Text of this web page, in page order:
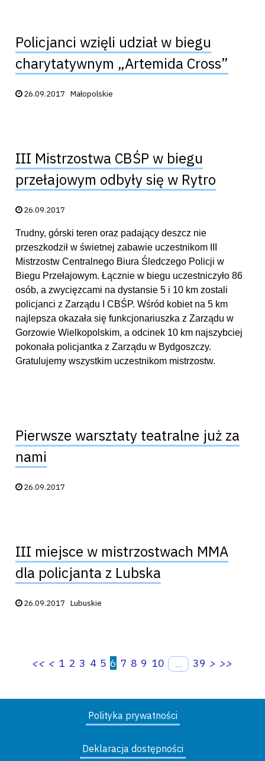
Policjanci wzięli udział w biegu
charytatywnym „Artemida Cross”
Data publikacji:
26.09.2017 Małopolskie
III Mistrzostwa CBŚP w biegu
przełajowym odbyły się w Rytro
Data publikacji:
26.09.2017
Trudny, górski teren oraz padający deszcz nie
przeszkodził w świetnej zabawie uczestnikom III
Mistrzostw Centralnego Biura Śledczego Policji w
Biegu Przełajowym. Łącznie w biegu uczestniczyło 86
osób, a zwycięzcami na dystansie 5 i 10 km zostali
policjanci z Zarządu I CBŚP. Wśród kobiet na 5 km
najlepsza okazała się funkcjonariuszka z Zarządu w
Gorzowie Wielkopolskim, a odcinek 10 km najszybciej
pokonała policjantka z Zarządu w Bydgoszczy.
Gratulujemy wszystkim uczestnikom mistrzostw.
Pierwsze warsztaty teatralne już za
nami
Data publikacji:
26.09.2017
III miejsce w mistrzostwach MMA
dla policjanta z Lubska
Data publikacji:
26.09.2017 Lubuskie
<< < 1 2 3 4 5 6 7 8 9 10 ... 39 > >>
Polityka prywatności
Deklaracja dostępności